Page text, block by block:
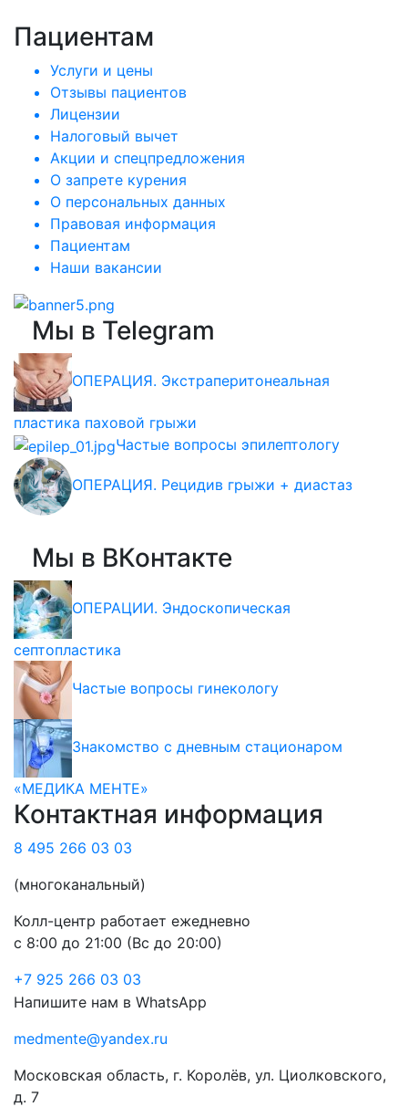
Пациентам
Услуги и цены
Отзывы пациентов
Лицензии
Налоговый вычет
Акции и спецпредложения
О запрете курения
О персональных данных
Правовая информация
Пациентам
Наши вакансии
Мы в Telegram
ОПЕРАЦИЯ. Экстраперитонеальная
пластика паховой грыжи
Частые вопросы эпилептологу
ОПЕРАЦИЯ. Рецидив грыжи + диастаз
Мы в ВКонтакте
ОПЕРАЦИИ. Эндоскопическая
септопластика
Частые вопросы гинекологу
Знакомство с дневным стационаром
«МЕДИКА МЕНТЕ»
Контактная информация
8 495 266 03 03
(многоканальный)
Колл-центр работает ежедневно
с 8:00 до 21:00 (Вс до 20:00)
+7 925 266 03 03
Напишите нам в WhatsApp
medmente@yandex.ru
Московская область, г. Королёв, ул. Циолковского,
д. 7